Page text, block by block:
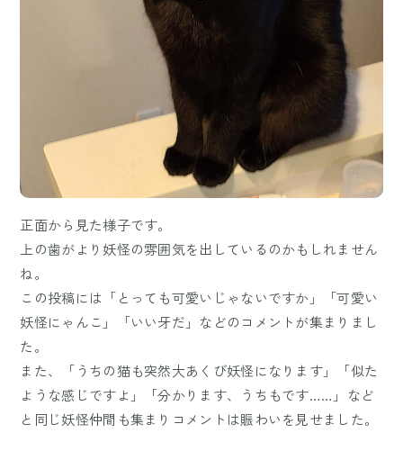
正面から見た様子です。
上の歯がより妖怪の雰囲気を出しているのかもしれません
ね。
この投稿には「とっても可愛いじゃないですか」「可愛い
妖怪にゃんこ」「いい牙だ」などのコメントが集まりまし
た。
また、「うちの猫も突然大あくび妖怪になります」「似た
ような感じですよ」「分かります、うちもです……」など
と同じ妖怪仲間も集まりコメントは賑わいを見せました。